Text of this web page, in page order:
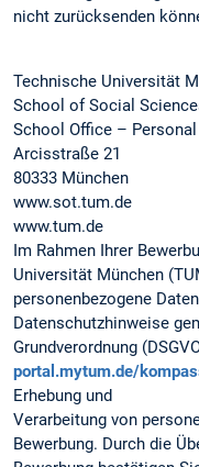
nicht zurücksenden
Technische Universität
School of Social
School Office – Personal
Arcisstraße 21
80333 München
www.sot.tum.de
www.tum.de
Im Rahmen Ihrer
Universität München
personenbezogene
Datenschutzhinweise
Grundverordnung
portal.mytum.de/
Erhebung und
Verarbeitung von
Bewerbung. Durch die